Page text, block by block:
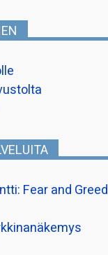
Fear and Greed